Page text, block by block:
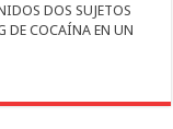
DOS SUJETOS
DE COCAÍNA EN UN